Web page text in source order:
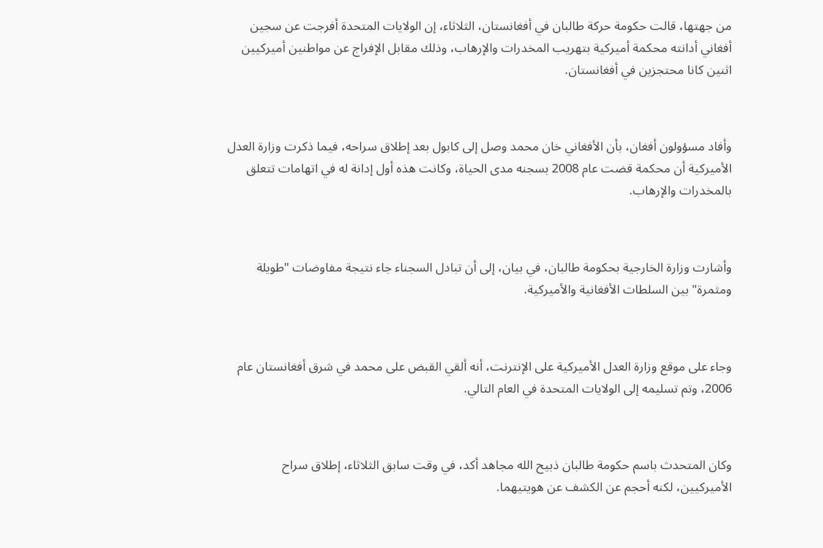
من جهتها، قالت حكومة حركة طالبان في أفغانستان، الثلاثاء، إن الولايات المتحدة أفرجت عن سجين
أفغاني أدانته محكمة أميركية بتهريب المخدرات والإرهاب، وذلك مقابل الإفراج عن مواطنين أميركيين
اثنين كانا محتجزين في أفغانستان.
وأفاد مسؤولون أفغان، بأن الأفغاني خان محمد وصل إلى كابول بعد إطلاق سراحه، فيما ذكرت وزارة العدل
الأميركية أن محكمة قضت عام 2008 بسجنه مدى الحياة، وكانت هذه أول إدانة له في اتهامات تتعلق
بالمخدرات والإرهاب.
وأشارت وزارة الخارجية بحكومة طالبان، في بيان، إلى أن تبادل السجناء جاء نتيجة مفاوضات "طويلة
ومثمرة" بين السلطات الأفغانية والأميركية.
وجاء على موقع وزارة العدل الأميركية على الإنترنت، أنه ألقي القبض على محمد في شرق أفغانستان عام
2006، وتم تسليمه إلى الولايات المتحدة في العام التالي.
وكان المتحدث باسم حكومة طالبان ذبيح الله مجاهد أكد، في وقت سابق الثلاثاء، إطلاق سراح
الأميركيين، لكنه أحجم عن الكشف عن هويتيهما.